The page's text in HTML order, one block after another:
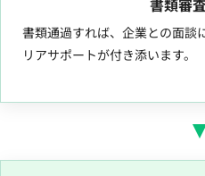
書類審
書類通過すれば、企業との面談
リアサポートが付き添います。